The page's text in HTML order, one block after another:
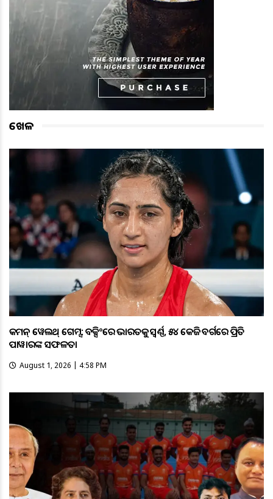
ଖେଳ
କମନ୍ ୱେଲଥ୍ ଗେମ୍ସ: ବକ୍ସିଂରେ ଭାରତକୁ ସ୍ବର୍ଣ୍ଣ, ୫୪ କେଜି ବର୍ଗରେ ପ୍ରିତି
ପାୱାରଙ୍କ ସଫଳତା
August 1, 2026 | 4:58 PM